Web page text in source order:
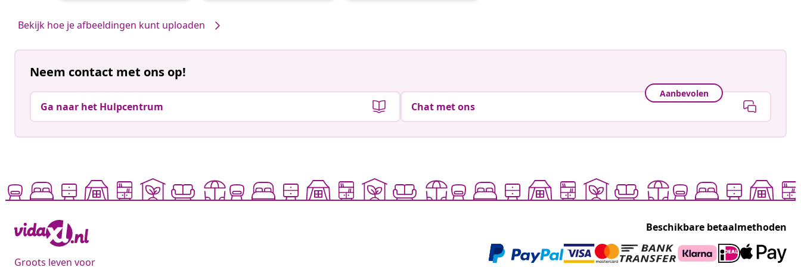
Bekijk hoe je afbeeldingen kunt uploaden
Neem contact met ons op!
Ga naar het Hulpcentrum
Aanbevolen
Chat met ons
Groots leven voor
Beschikbare betaalmethoden